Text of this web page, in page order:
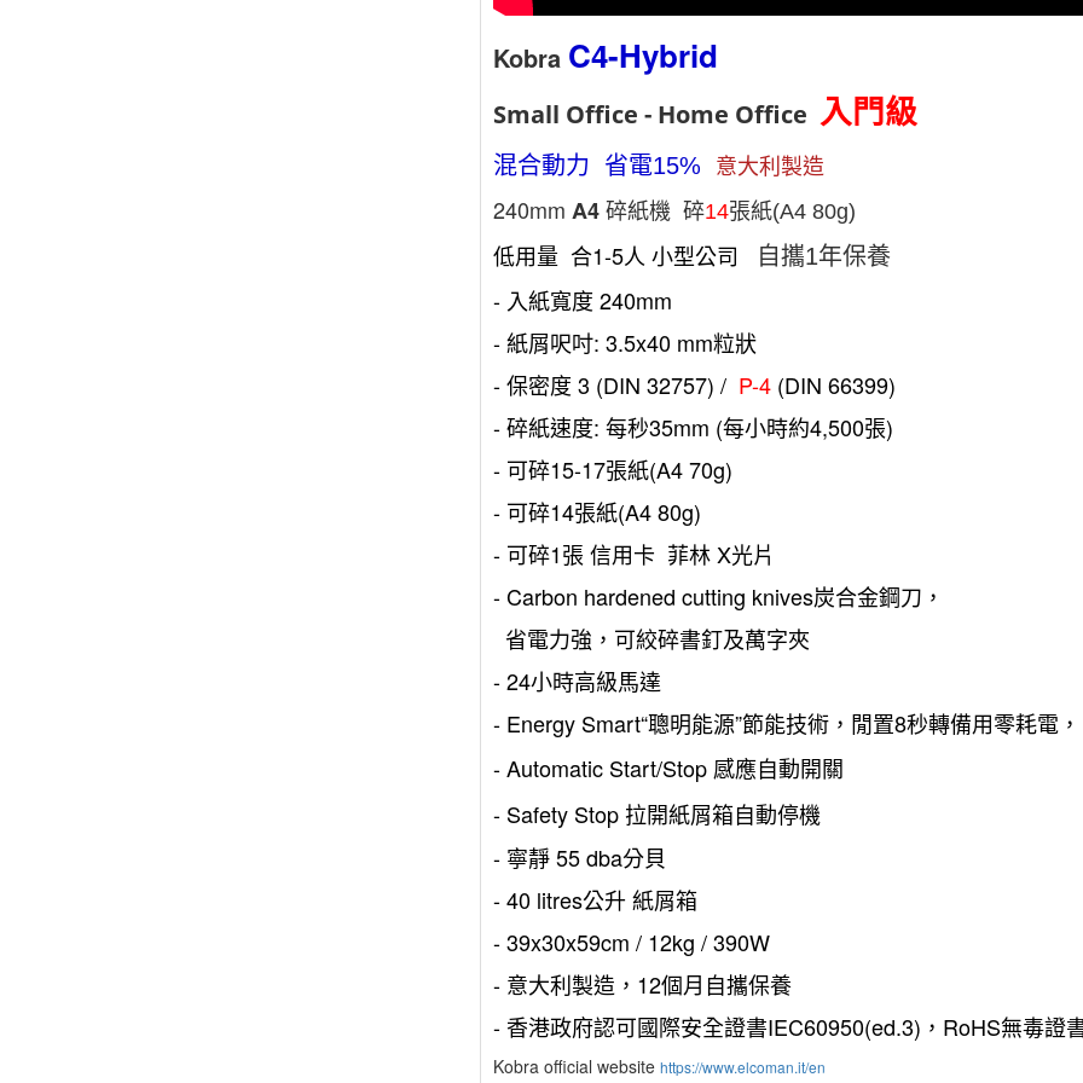
Kobra C4-Hybrid
Small Office - Home Office 入門級
混合動力 省電15% 意大利製造
240mm A4碎紙機 碎14張紙(A4 80g)
低用量 合1-5人 小型公司 自攜1年保養
- 入紙寬度 240mm
- 紙屑呎吋: 3.5x40 mm粒狀
- 保密度 3 (DIN 32757) / P-4 (DIN 66399)
- 碎紙速度: 每秒35mm (每小時約4,500張)
- 可碎15-17張紙(A4 70g)
- 可碎14張紙(A4 80g)
- 可碎1張 信用卡 菲林 X光片
- Carbon hardened cutting knives炭合金鋼刀，
省電力強，可絞碎書釘及萬字夾
- 24小時高級馬達
- Energy Smart“聰明能源”節能技術，閒置8秒轉備用零耗電，
- Automatic Start/Stop 感應自動開關
- Safety Stop 拉開紙屑箱自動停機
- 寧靜 55 dba分貝
- 40 litres公升 紙屑箱
- 39x30x59cm / 12kg / 390W
- 意大利製造，12個月自攜保養
- 香港政府認可國際安全證書IEC60950(ed.3)，RoHS無毒證
Kobra official website https://www.elcoman.it/en